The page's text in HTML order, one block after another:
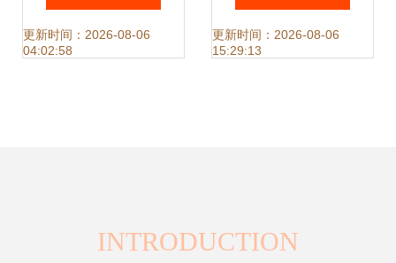
家庭教育的理论指
更新时间：2026-08-06
04:02:58
与社会各界捐赠教
更新时间：2026-08-06
15:29:13
INTRODUCTION